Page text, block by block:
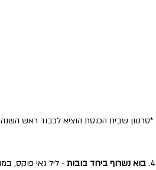
4. בוא נשרוף ביחד בובות - ליל גאי פוקס,